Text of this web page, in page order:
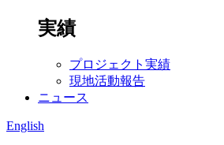
実績
プロジェクト実績
現地活動報告
ニュース
English